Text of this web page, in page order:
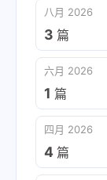
八月 2026
3 篇
六月 2026
1 篇
四月 2026
4 篇